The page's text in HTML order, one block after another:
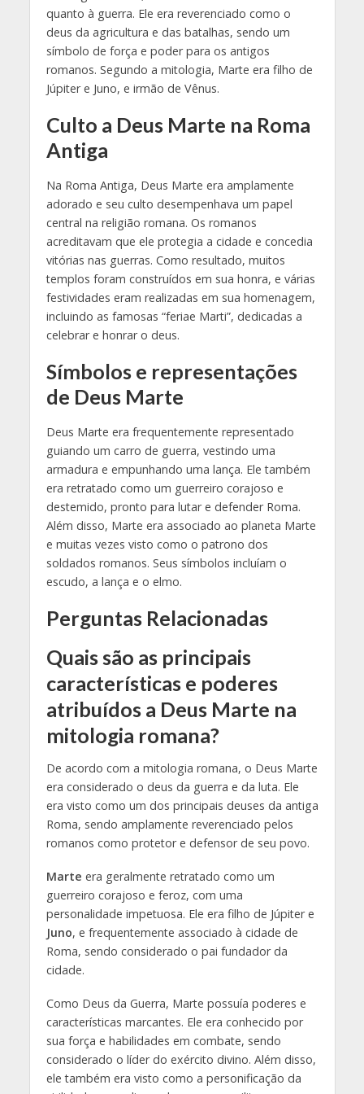
quanto à guerra. Ele era reverenciado como o
deus da agricultura e das batalhas, sendo um
símbolo de força e poder para os antigos
romanos. Segundo a mitologia, Marte era filho de
Júpiter e Juno, e irmão de Vênus.
Culto a Deus Marte na Roma
Antiga
Na Roma Antiga, Deus Marte era amplamente
adorado e seu culto desempenhava um papel
central na religião romana. Os romanos
acreditavam que ele protegia a cidade e concedia
vitórias nas guerras. Como resultado, muitos
templos foram construídos em sua honra, e várias
festividades eram realizadas em sua homenagem,
incluindo as famosas “feriae Marti”, dedicadas a
celebrar e honrar o deus.
Símbolos e representações
de Deus Marte
Deus Marte era frequentemente representado
guiando um carro de guerra, vestindo uma
armadura e empunhando uma lança. Ele também
era retratado como um guerreiro corajoso e
destemido, pronto para lutar e defender Roma.
Além disso, Marte era associado ao planeta Marte
e muitas vezes visto como o patrono dos
soldados romanos. Seus símbolos incluíam o
escudo, a lança e o elmo.
Perguntas Relacionadas
Quais são as principais
características e poderes
atribuídos a Deus Marte na
mitologia romana?
De acordo com a mitologia romana, o Deus Marte
era considerado o deus da guerra e da luta. Ele
era visto como um dos principais deuses da antiga
Roma, sendo amplamente reverenciado pelos
romanos como protetor e defensor de seu povo.
Marte era geralmente retratado como um
guerreiro corajoso e feroz, com uma
personalidade impetuosa. Ele era filho de Júpiter e
Juno, e frequentemente associado à cidade de
Roma, sendo considerado o pai fundador da
cidade.
Como Deus da Guerra, Marte possuía poderes e
características marcantes. Ele era conhecido por
sua força e habilidades em combate, sendo
considerado o líder do exército divino. Além disso,
ele também era visto como a personificação da